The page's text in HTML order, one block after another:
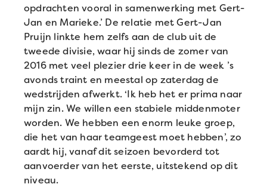
opdrachten vooral in samenwerking met Gert-
Jan en Marieke.’ De relatie met Gert-Jan
Pruijn linkte hem zelfs aan de club uit de
tweede divisie, waar hij sinds de zomer van
2016 met veel plezier drie keer in de week ’s
avonds traint en meestal op zaterdag de
wedstrijden afwerkt. ‘Ik heb het er prima naar
mijn zin. We willen een stabiele middenmoter
worden. We hebben een enorm leuke groep,
die het van haar teamgeest moet hebben’, zo
aardt hij, vanaf dit seizoen bevorderd tot
aanvoerder van het eerste, uitstekend op dit
niveau.